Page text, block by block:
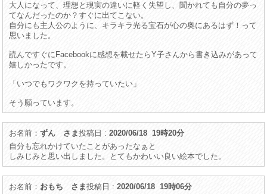
大人になって、理想と現実の違いに軽く失望し、聞かれても自分の夢っ
てなんだったのか？すぐに出てこない。
自分にも主人公のように、キラキラ光る宝石が心の奥にあるはず！って
思いました。
読んですぐにFacebookに感想を載せたらY子さんから書き込みがあって
嬉しかったです。
「いつでもワクワクを持っていたい」
そう願っています。
お名前：ずん さま投稿日 :2020/06/18 19時20分
自分も忘れかけていたことがあったなぁと
しみじみと思い出しました。とてもかわいい良い絵本でした。
お名前： おもち さま投稿日 :2020/06/18 19時06分